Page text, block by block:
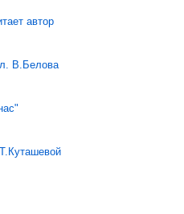
автор
В.Белова